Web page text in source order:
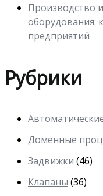
Производство
оборудования:
предприятий
Рубрики
Доменные
Задвижки (46)
Клапаны (36)